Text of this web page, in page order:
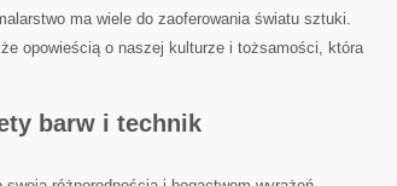
ma wiele do zaoferowania światu sztuki.
‌opowieścią o naszej kulturze i‍ tożsamości, ​która
barw ⁢i⁣ technik